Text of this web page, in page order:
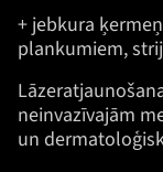
+ jebkura
plankumiem,
neinvazīvajām
un